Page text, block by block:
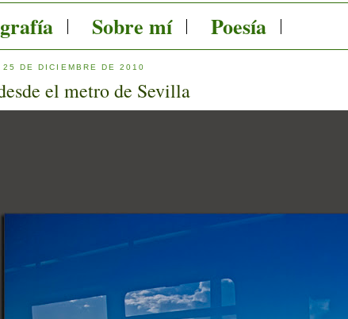
Sobre mí Poesía
25 DE DICIEMBRE DE 2010
el metro de Sevilla